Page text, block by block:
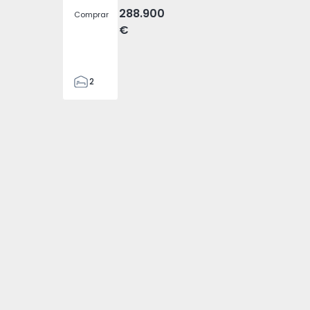
Comprar
288.900
€
2